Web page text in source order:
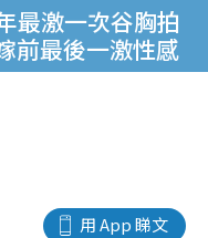
最激一次谷胸拍
前最後一激性感
用 App 睇文